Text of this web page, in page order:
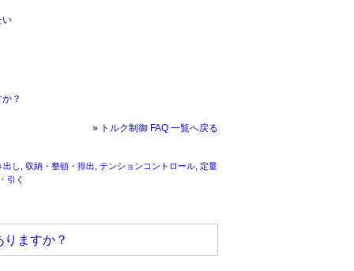
い
？
» トルク制御 FAQ 一覧へ戻る
出し 収納・整頓・排出 テンションコントロール 定量
引く
ますか？